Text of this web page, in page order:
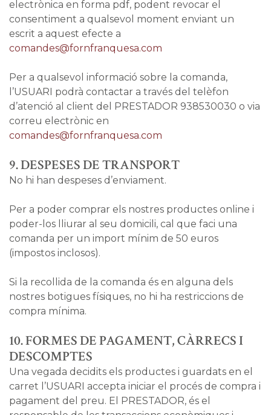
electrònica en forma pdf, podent revocar el
consentiment a qualsevol moment enviant un
escrit a aquest efecte a
comandes@fornfranquesa.com
Per a qualsevol informació sobre la comanda,
l’USUARI podrà contactar a través del telèfon
d’atenció al client del PRESTADOR 938530030 o via
correu electrònic en
comandes@fornfranquesa.com
9. DESPESES DE TRANSPORT
No hi han despeses d’enviament.
Per a poder comprar els nostres productes online i
poder-los lliurar al seu domicili, cal que faci una
comanda per un import mínim de 50 euros
(impostos inclosos).
Si la recollida de la comanda és en alguna dels
nostres botigues físiques, no hi ha restriccions de
compra mínima.
10. FORMES DE PAGAMENT, CÀRRECS I
DESCOMPTES
Una vegada decidits els productes i guardats en el
carret l’USUARI accepta iniciar el procés de compra i
pagament del preu. El PRESTADOR, és el